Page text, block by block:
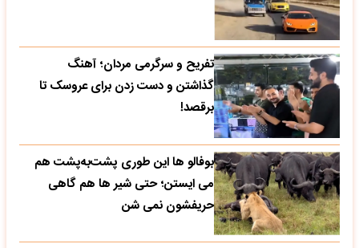
تفریح و سرگرمی مردان؛ آهنگ
گذاشتن و دست زدن برای عروسک تا
برقصد!
بوفالو ها این‌ طوری پشت‌به‌پشت هم
می‌ ایستن؛ حتی شیر ها هم گاهی
حریفشون نمی‌ شن